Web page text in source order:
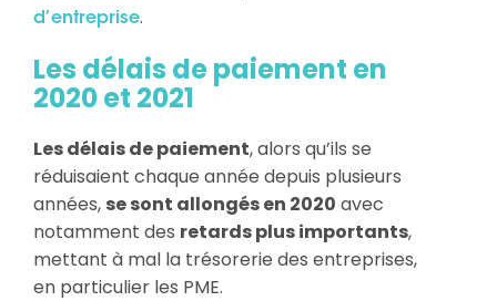
d’entreprise.
Les délais de paiement en
2020 et 2021
Les délais de paiement, alors qu’ils se
réduisaient chaque année depuis plusieurs
années, se sont allongés en 2020 avec
notamment des retards plus importants,
mettant à mal la trésorerie des entreprises,
en particulier les PME.